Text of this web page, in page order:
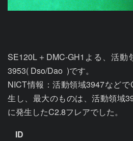
SE120L＋DMC-GH1よる、活動
3953( Dso/Dao  )です。
NICT情報：活動領域3947など
生し、最大のものは、活動領域
ID